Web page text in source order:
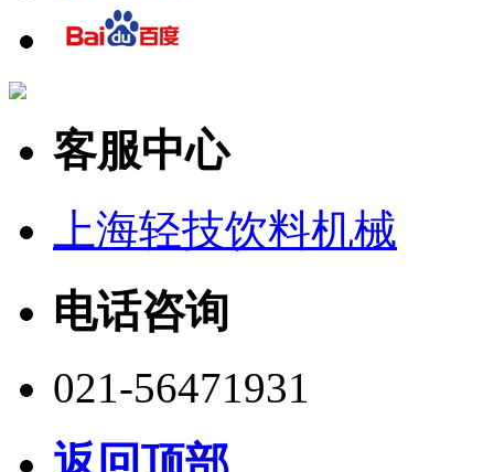
客服中心
上海轻技饮料机械
电话咨询
021-56471931